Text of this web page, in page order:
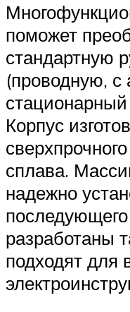
поможет
стандартную
(проводную, с
Корпус
сплава.
надежно
разработаны
подходят для